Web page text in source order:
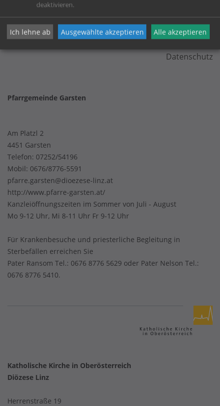
Impressum
Datenschutz
Pfarrgemeinde Garsten
Am Platzl 2
4451 Garsten
Telefon: 07252/54196
Mobil: 0676/8776-5591
pfarre.garsten@dioezese-linz.at
http://www.pfarre-garsten.at/
Kanzleiöffnungszeiten im Sommer von Juli - August
Mo 9-12 Uhr, Mi 8-11 Uhr Fr 9-12 Uhr
Für Krankenbesuche und priesterliche Begleitung in
Sterbefällen erreichen Sie
Pater Ransom Tel.: 0676 8776 5629 oder Pater Nelson Tel.:
0676 8776 5410.
Katholische Kirche in Oberösterreich
Diözese Linz
Herrenstraße 19
deaktivieren.
Ich lehne ab Ausgewählte akzeptieren Alle akzeptieren